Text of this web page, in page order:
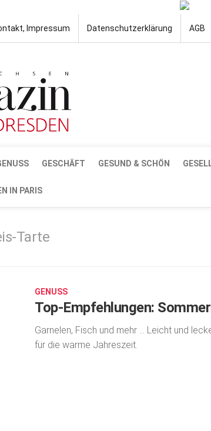
Impressum Datenschutzerklärung AGB
GESCHÄFT GESUND & SCHÖN
IN PARIS
Tarte
GENUSS
Top-Empfehlungen:
Garnelen, Fisch und mehr … Leicht und
für die warme Jahreszeit.